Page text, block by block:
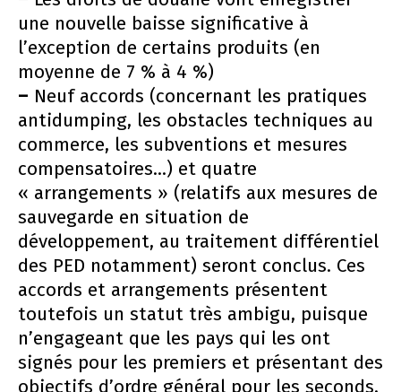
une nouvelle baisse significative à
l’exception de certains produits (en
moyenne de 7 % à 4 %)
– Neuf accords (concernant les pratiques
antidumping, les obstacles techniques au
commerce, les subventions et mesures
compensatoires...) et quatre
« arrangements » (relatifs aux mesures de
sauvegarde en situation de
développement, au traitement différentiel
des PED notamment) seront conclus. Ces
accords et arrangements présentent
toutefois un statut très ambigu, puisque
n’engageant que les pays qui les ont
signés pour les premiers et présentant des
objectifs d’ordre général pour les seconds.